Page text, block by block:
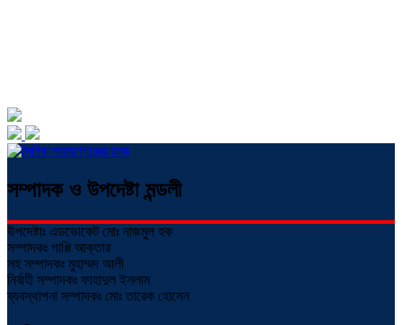
সম্পাদক ও উপদেষ্টা মন্ডলী
উপদেষ্টাঃ এডভোকেট মোঃ নাজমুল হক
সম্পাদকঃ পাপ্পি আক্তার
সহ সম্পাদকঃ মুহাম্মদ আলী
নির্বাহী সম্পাদকঃ ফাহাদুল ইসলাম
ব্যবস্থাপনা সম্পাদকঃ মোঃ তারেক হোসেন